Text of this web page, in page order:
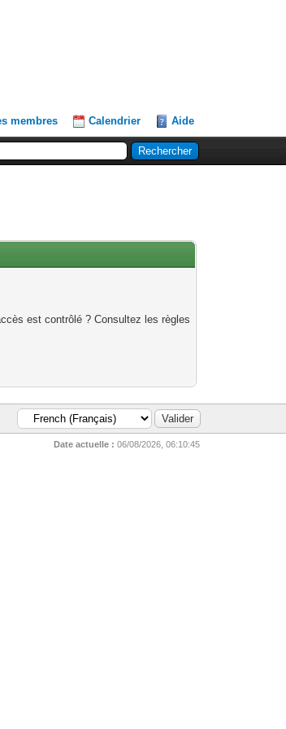
membres Calendrier Aide
est contrôlé ? Consultez les règles
Date actuelle : 06/08/2026, 06:10:45